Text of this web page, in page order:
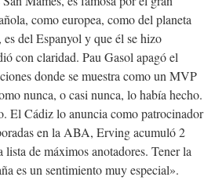
como europea, como del planeta
del Espanyol y que él se hizo
con claridad. Pau Gasol apagó el
donde se muestra como un MVP
nunca, o casi nunca, lo había hecho.
El Cádiz lo anuncia como patrocinador
en la ABA, Erving acumuló 2
de máximos anotadores. Tener la
es un sentimiento muy especial».